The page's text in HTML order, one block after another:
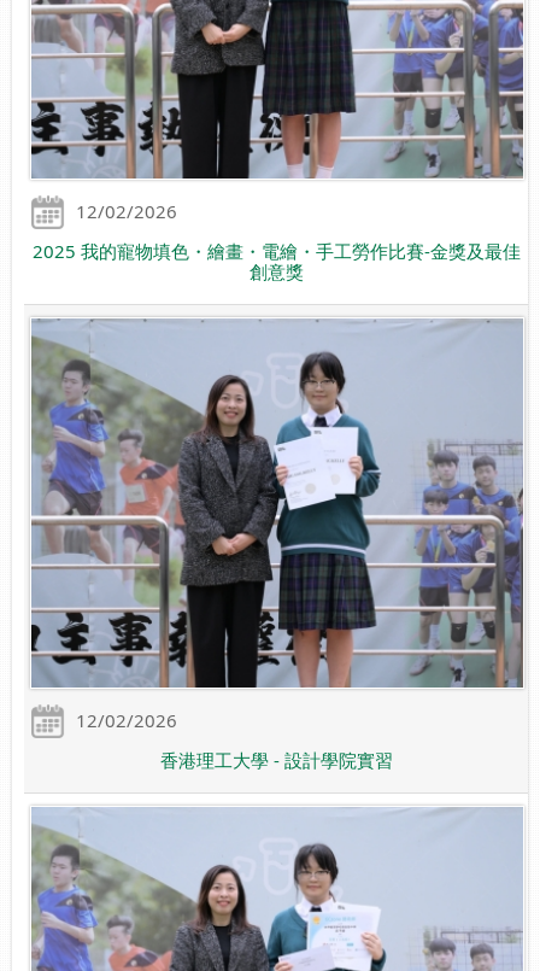
12/02/2026
2025 我的寵物填色・繪畫・電繪・手工勞作比賽-金獎及最佳
創意獎
12/02/2026
香港理工大學 - 設計學院實習